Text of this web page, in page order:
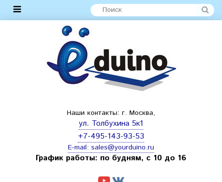
Наши контакты: г. Москва,
ул. Толбухина 5к1
+7-495-143-93-53
E-mail: sales@yourduino.ru
График работы: по будням, с 10 до 16